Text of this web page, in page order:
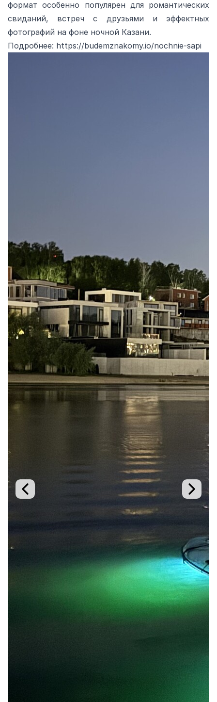
формат особенно популярен для романтических
свиданий, встреч с друзьями и эффектных
фотографий на фоне ночной Казани.
Подробнее: https://budemznakomy.io/nochnie-sapi